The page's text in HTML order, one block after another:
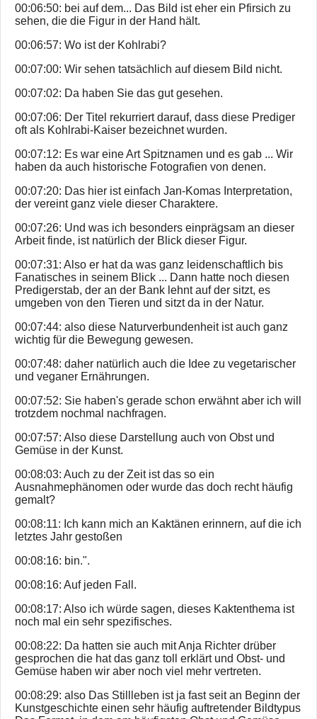
00:06:50: bei auf dem... Das Bild ist eher ein Pfirsich zu
sehen, die die Figur in der Hand hält.
00:06:57: Wo ist der Kohlrabi?
00:07:00: Wir sehen tatsächlich auf diesem Bild nicht.
00:07:02: Da haben Sie das gut gesehen.
00:07:06: Der Titel rekurriert darauf, dass diese Prediger
oft als Kohlrabi-Kaiser bezeichnet wurden.
00:07:12: Es war eine Art Spitznamen und es gab ... Wir
haben da auch historische Fotografien von denen.
00:07:20: Das hier ist einfach Jan-Komas Interpretation,
der vereint ganz viele dieser Charaktere.
00:07:26: Und was ich besonders einprägsam an dieser
Arbeit finde, ist natürlich der Blick dieser Figur.
00:07:31: Also er hat da was ganz leidenschaftlich bis
Fanatisches in seinem Blick ... Dann hatte noch diesen
Predigerstab, der an der Bank lehnt auf der sitzt, es
umgeben von den Tieren und sitzt da in der Natur.
00:07:44: also diese Naturverbundenheit ist auch ganz
wichtig für die Bewegung gewesen.
00:07:48: daher natürlich auch die Idee zu vegetarischer
und veganer Ernährungen.
00:07:52: Sie haben's gerade schon erwähnt aber ich will
trotzdem nochmal nachfragen.
00:07:57: Also diese Darstellung auch von Obst und
Gemüse in der Kunst.
00:08:03: Auch zu der Zeit ist das so ein
Ausnahmephänomen oder wurde das doch recht häufig
gemalt?
00:08:11: Ich kann mich an Kaktänen erinnern, auf die ich
letztes Jahr gestoßen
00:08:16: bin.".
00:08:16: Auf jeden Fall.
00:08:17: Also ich würde sagen, dieses Kaktenthema ist
noch mal ein sehr spezifisches.
00:08:22: Da hatten sie auch mit Anja Richter drüber
gesprochen die hat das ganz toll erklärt und Obst- und
Gemüse haben wir aber noch viel mehr vertreten.
00:08:29: also Das Stillleben ist ja fast seit an Beginn der
Kunstgeschichte einen sehr häufig auftretender Bildtypus